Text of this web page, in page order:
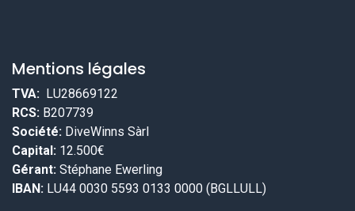
Mentions légales
TVA: LU28669122
RCS: B207739
Société: DiveWinns Sàrl
Capital: 12.500€
Gérant: Stéphane Ewerling
IBAN: LU44 0030 5593 0133 0000 (BGLLULL)